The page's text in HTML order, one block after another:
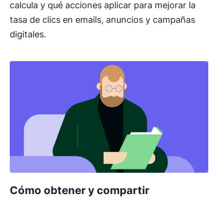
calcula y qué acciones aplicar para mejorar la
tasa de clics en emails, anuncios y campañas
digitales.
Cómo obtener y compartir